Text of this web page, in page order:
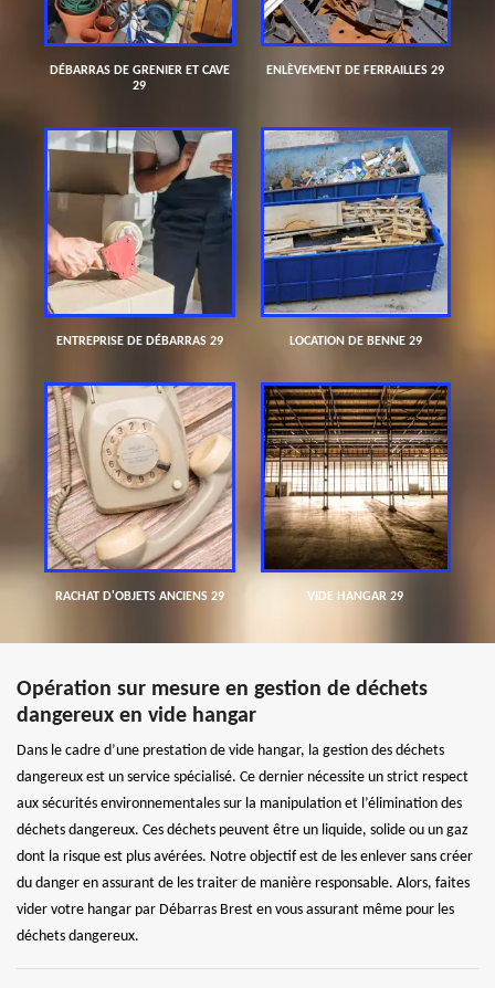
DÉBARRAS DE GRENIER ET CAVE
29
ENLÈVEMENT DE FERRAILLES 29
ENTREPRISE DE DÉBARRAS 29 LOCATION DE BENNE 29
RACHAT D'OBJETS ANCIENS 29 VIDE HANGAR 29
Opération sur mesure en gestion de déchets
dangereux en vide hangar
Dans le cadre d’une prestation de vide hangar, la gestion des déchets
dangereux est un service spécialisé. Ce dernier nécessite un strict respect
aux sécurités environnementales sur la manipulation et l’élimination des
déchets dangereux. Ces déchets peuvent être un liquide, solide ou un gaz
dont la risque est plus avérées. Notre objectif est de les enlever sans créer
du danger en assurant de les traiter de manière responsable. Alors, faites
vider votre hangar par Débarras Brest en vous assurant même pour les
déchets dangereux.